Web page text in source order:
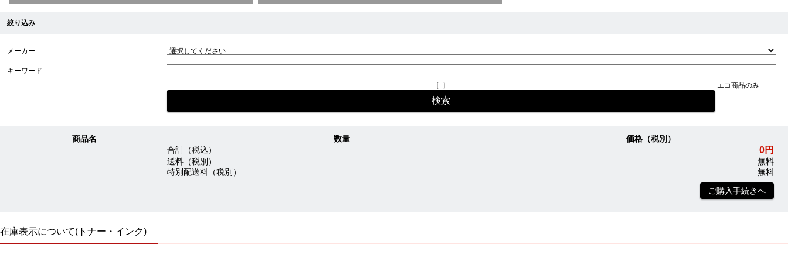
絞り込み
メーカー
キーワード
エコ商品のみ
商品名 数量
価格（税別）
合計（税込）
0円
送料（税別）
無料
特別配送料（税別）
無料
ご購入手続きへ
在庫表示について(トナー・インク)